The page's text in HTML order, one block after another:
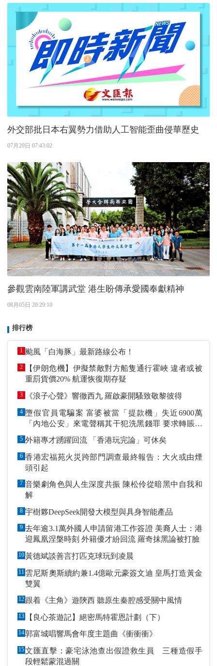
外交部批日本右翼勢力借助人工智能歪曲侵華歷史
07月29日 07:43:02
參觀雲南陸軍講武堂 港生盼傳承愛國奉獻精神
08月05日 20:29:10
排行榜
1 颱風「白海豚」最新路線公布！
2
【伊朗危機】伊擬禁敵對方船隻通行霍峽 違者或被
重罰貨價20% 航運恢復期存疑
3 《浪子心聲》響徹西九 羅啟豪開騷致敬黎彼得
4 墮假官員電騙案 富婆被當「提款機」失近6900萬
「內地公安」來電聲稱其干犯洗黑錢罪 要求轉賬到
指定戶口作「保證金」
5 外籍專才踴躍回流 「香港玩完論」可休矣
6 香港宏福苑火災跨部門調查最終報告：大火或由煙
頭引起
7 音樂劇角色與人生深度共振 陳松伶從暗黑中自我和
解
8 宇樹夥DeepSeek開發大模型與具身智能產品
9 去年逾3.1萬外國人申請留港工作簽證 美裔人士：港
迎鳳凰涅槃時刻 外籍優才紛回流 羅奇抹黑論被打臉
10黃德斌談善言打匹克球玩到凌晨
11 雲尼斯奧斯續約兼1.4億歐元豪簽文迪 皇馬打造黃金
雙翼
12 跟着《主角》遊陝西 聽原生秦腔感受關中風情
13 【良心茶遊記】絕密馬特霍恩計劃（下）
14郭富城唱響馬會年度主題曲《衝衝衝》
15文匯直擊：豪宅泳池查出假證救生員 三種造假手
段輕鬆蒙混過關